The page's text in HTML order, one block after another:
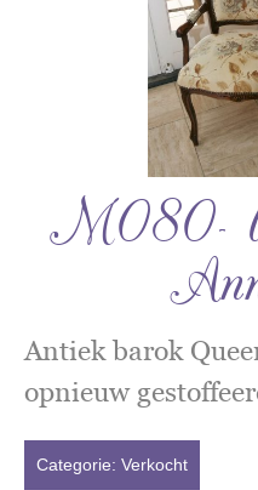
M080-
Antiek barok
opnieuw
Categorie: Verkocht